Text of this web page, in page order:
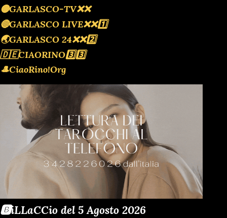
🟡GARLASCO-TV❌️❌️
🔴GARLASCO LIVE❌️❌️1️⃣
🌏GARLASCO 24❌️❌️2️⃣
🇩🇪CIAORINO3️⃣3️⃣
🎩CiaoRino!Org
🅱️iLLaCCio del 5 Agosto 2026